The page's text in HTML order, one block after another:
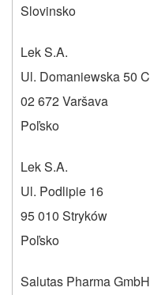
Slovinsko
Lek S.A.
Ul. Domaniewska 50 C
02 672 Varšava
Poľsko
Lek S.A.
Ul. Podlipie 16
95 010 Stryków
Poľsko
Salutas Pharma GmbH